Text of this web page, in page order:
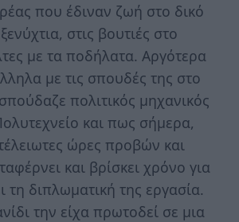
που έδιναν ζωή στο δικό
στις βουτιές στο
με τα ποδήλατα. Αργότερα
με τις σπουδές της στο
πολιτικός μηχανικός
και πως σήμερα,
ώρες προβών και
και βρίσκει χρόνο για
διπλωματική της εργασία.
την είχα πρωτοδεί σε μια